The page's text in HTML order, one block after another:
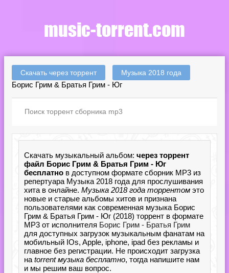
Скачать через торрент Музыка 2018 года
Борис Грим & Братья Грим - Юг
Скачать музыкальный альбом: через торрент
файл Борис Грим & Братья Грим - Юг
бесплатно в доступном формате сборник MP3 из
репертуара Музыка 2018 года для прослушивания
хита в онлайне. Музыка 2018 года торрентом это
новые и старые альбомы хитов и признана
пользователями как современная музыка Борис
Грим & Братья Грим - Юг (2018) торрент в формате
MP3 от исполнителя Борис Грим - Братья Грим
для доступных загрузок музыкальным фанатам на
мобильный IOs, Apple, iphone, ipad без рекламы и
главное без регистрации. Не происходит загрузка
на torrent музыка бесплатно, тогда напишите нам
и мы решим ваш вопрос.